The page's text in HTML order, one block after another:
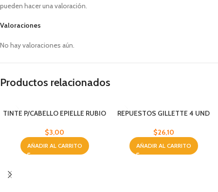
Valoraciones
No hay valoraciones aún.
pueden hacer una valoración.
Productos relacionados
TINTE P/CABELLO EPIELLE RUBIO
$3,00
AÑADIR AL CARRITO
REPUESTOS GILLETTE 4 UND
$26,10
AÑADIR AL CARRITO